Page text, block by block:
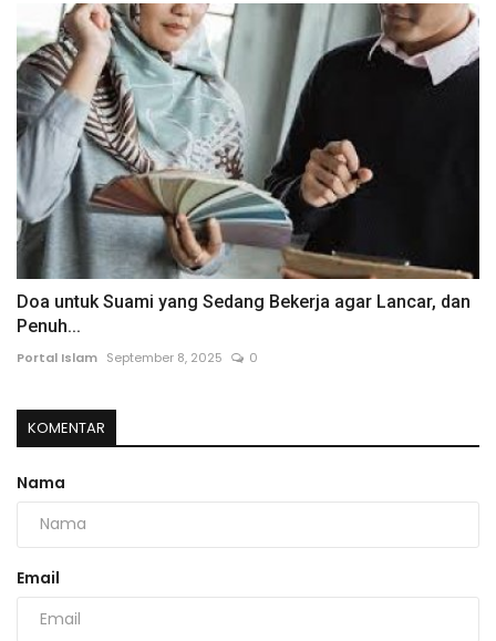
Doa untuk Suami yang Sedang Bekerja agar Lancar, dan
Penuh...
Portal Islam September 8, 2025 0
KOMENTAR
Nama
Email